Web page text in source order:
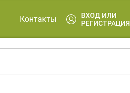
Контакты
ВХОД ИЛИ
РЕГИСТРАЦИЯ